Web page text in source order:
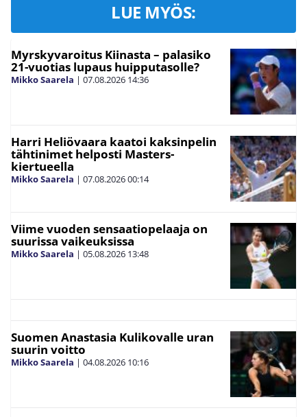
LUE MYÖS:
Myrskyvaroitus Kiinasta – palasiko
21-vuotias lupaus huipputasolle?
Mikko Saarela | 07.08.2026 14:36
Harri Heliövaara kaatoi kaksinpelin
tähtinimet helposti Masters-
kiertueella
Mikko Saarela | 07.08.202600:14
Viime vuoden sensaatiopelaaja on
suurissa vaikeuksissa
Mikko Saarela | 05.08.2026 13:48
Suomen Anastasia Kulikovalle uran
suurin voitto
Mikko Saarela | 04.08.2026 10:16